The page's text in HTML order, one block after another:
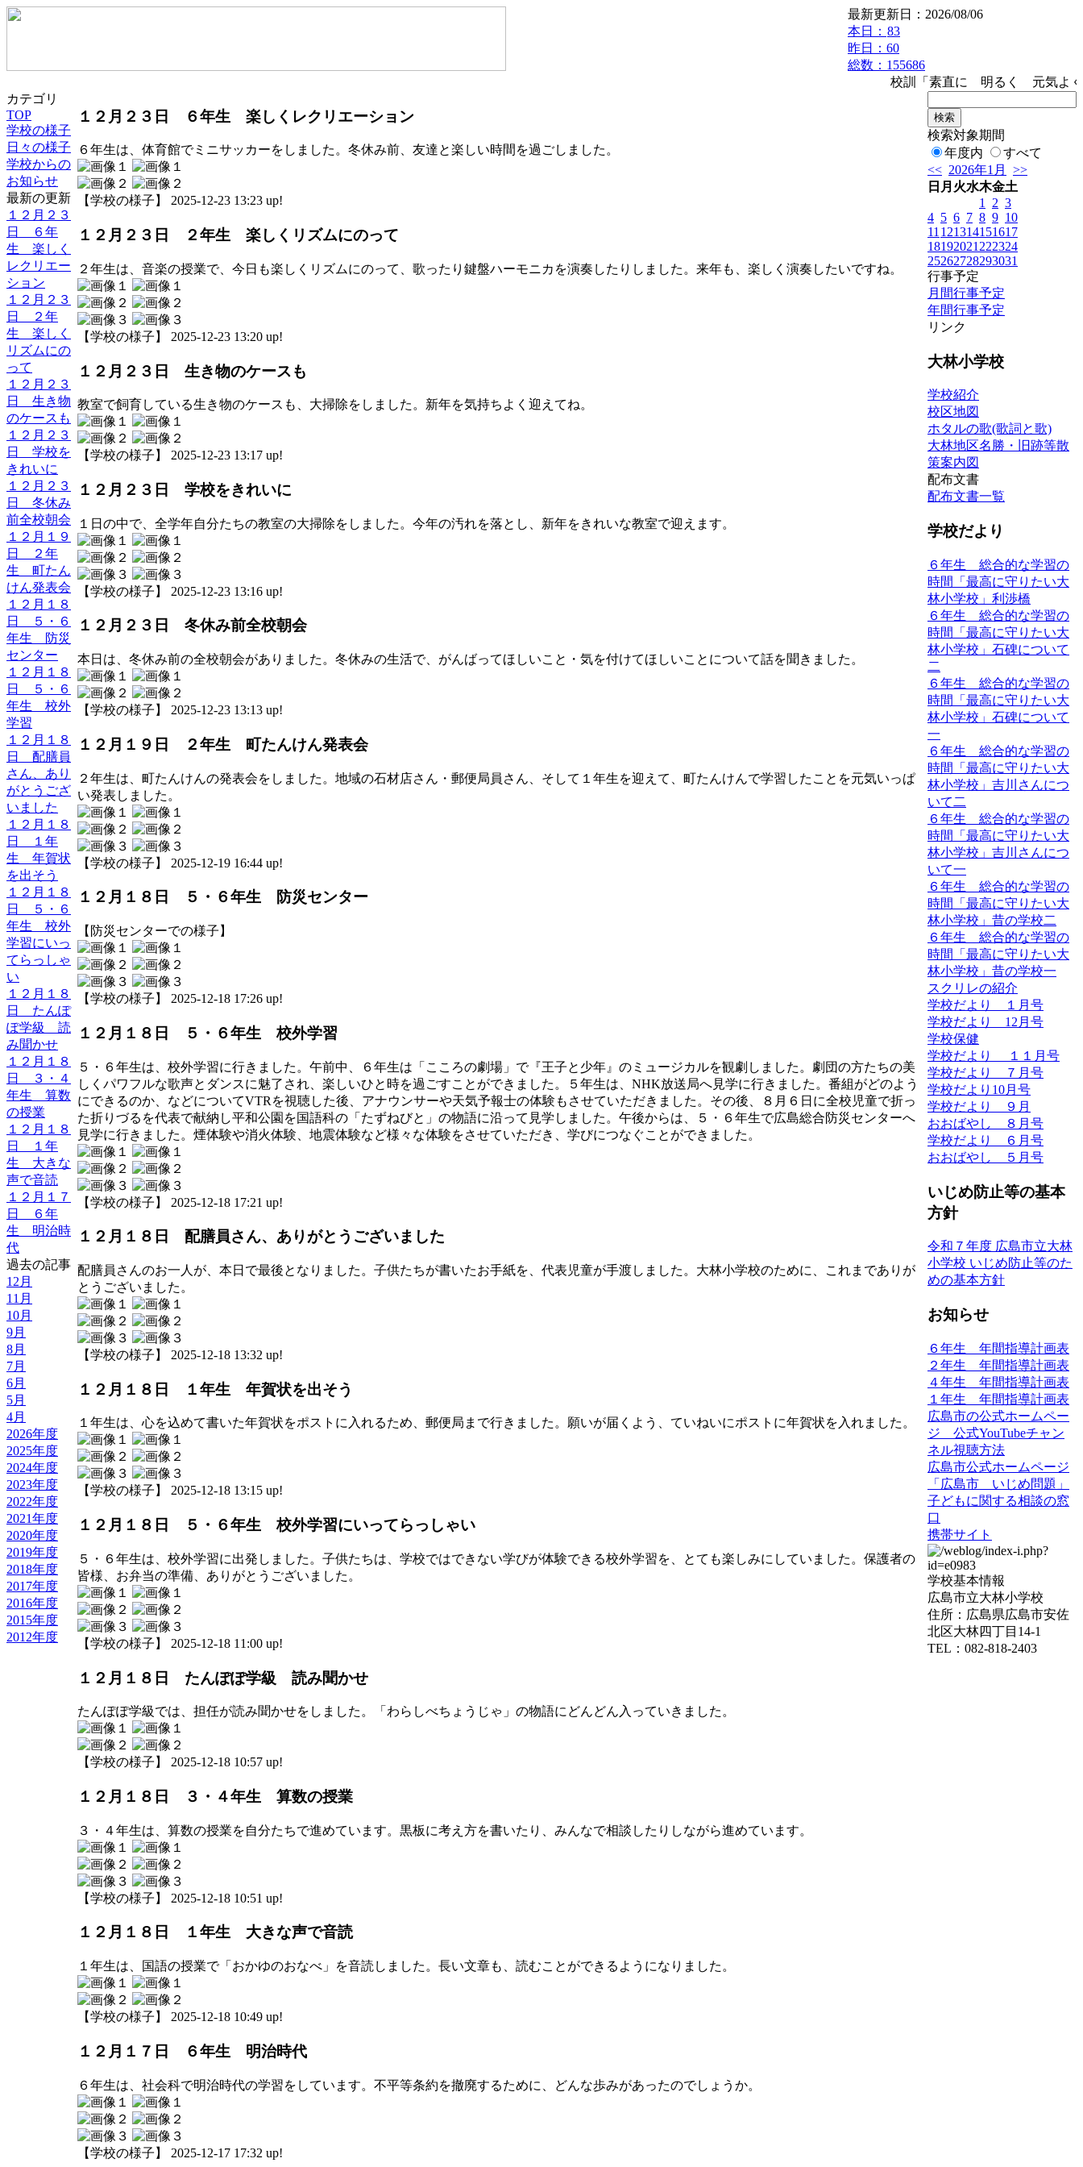
最新更新日：2026/08/06
本日： 83
昨日：60
総数：155686
校訓「素直に 明るく 元気よく」
カテゴリ
TOP
学校の様子
日々の様子
学校からの
お知らせ
最新の更新
１２月２３
日 ６年
生 楽しく
レクリエー
ション
１２月２３
日 ２年
生 楽しく
リズムにの
って
１２月２３
日 生き物
のケースも
１２月２３
日 学校を
きれいに
１２月２３
日 冬休み
前全校朝会
１２月１９
日 ２年
生 町たん
けん発表会
１２月１８
日 ５・６
年生 防災
センター
１２月１８
日 ５・６
年生 校外
学習
１２月１８
日 配膳員
さん、あり
がとうござ
いました
１２月１８
日 １年
生 年賀状
を出そう
１２月１８
日 ５・６
年生 校外
学習にいっ
てらっしゃ
い
１２月１８
日 たんぽ
ぽ学級 読
み聞かせ
１２月１８
日 ３・４
年生 算数
の授業
１２月１８
日 １年
生 大きな
声で音読
１２月１７
日 ６年
生 明治時
代
過去の記事
12月
11月
10月
9月
8月
7月
6月
5月
4月
2026年度
2025年度
2024年度
2023年度
2022年度
2021年度
2020年度
2019年度
2018年度
2017年度
2016年度
2015年度
2012年度
１２月２３日 ６年生 楽しくレクリエーション
６年生は、体育館でミニサッカーをしました。冬休み前、友達と楽しい時間を過ごしました。
【学校の様子】 2025-12-23 13:23 up!
１２月２３日 ２年生 楽しくリズムにのって
２年生は、音楽の授業で、今日も楽しくリズムにのって、歌ったり鍵盤ハーモニカを演奏したりしました。来年も、楽しく演奏したいですね。
【学校の様子】 2025-12-23 13:20 up!
１２月２３日 生き物のケースも
教室で飼育している生き物のケースも、大掃除をしました。新年を気持ちよく迎えてね。
【学校の様子】 2025-12-23 13:17 up!
１２月２３日 学校をきれいに
１日の中で、全学年自分たちの教室の大掃除をしました。今年の汚れを落とし、新年をきれいな教室で迎えます。
【学校の様子】 2025-12-23 13:16 up!
１２月２３日 冬休み前全校朝会
本日は、冬休み前の全校朝会がありました。冬休みの生活で、がんばってほしいこと・気を付けてほしいことについて話を聞きました。
【学校の様子】 2025-12-23 13:13 up!
１２月１９日 ２年生 町たんけん発表会
２年生は、町たんけんの発表会をしました。地域の石材店さん・郵便局員さん、そして１年生を迎えて、町たんけんで学習したことを元気いっぱ
い発表しました。
【学校の様子】 2025-12-19 16:44 up!
１２月１８日 ５・６年生 防災センター
【防災センターでの様子】
【学校の様子】 2025-12-18 17:26 up!
１２月１８日 ５・６年生 校外学習
５・６年生は、校外学習に行きました。午前中、６年生は「こころの劇場」で『王子と少年』のミュージカルを観劇しました。劇団の方たちの美
しくパワフルな歌声とダンスに魅了され、楽しいひと時を過ごすことができました。５年生は、NHK放送局へ見学に行きました。番組がどのよう
にできるのか、などについてVTRを視聴した後、アナウンサーや天気予報士の体験もさせていただきました。その後、８月６日に全校児童で折っ
た折りづるを代表で献納し平和公園を国語科の「たずねびと」の物語に沿って見学しました。午後からは、５・６年生で広島総合防災センターへ
見学に行きました。煙体験や消火体験、地震体験など様々な体験をさせていただき、学びにつなぐことができました。
【学校の様子】 2025-12-18 17:21 up!
１２月１８日 配膳員さん、ありがとうございました
配膳員さんのお一人が、本日で最後となりました。子供たちが書いたお手紙を、代表児童が手渡しました。大林小学校のために、これまでありが
とうございました。
【学校の様子】 2025-12-18 13:32 up!
１２月１８日 １年生 年賀状を出そう
１年生は、心を込めて書いた年賀状をポストに入れるため、郵便局まで行きました。願いが届くよう、ていねいにポストに年賀状を入れました。
【学校の様子】 2025-12-18 13:15 up!
１２月１８日 ５・６年生 校外学習にいってらっしゃい
５・６年生は、校外学習に出発しました。子供たちは、学校ではできない学びが体験できる校外学習を、とても楽しみにしていました。保護者の
皆様、お弁当の準備、ありがとうございました。
【学校の様子】 2025-12-18 11:00 up!
１２月１８日 たんぽぽ学級 読み聞かせ
たんぽぽ学級では、担任が読み聞かせをしました。「わらしべちょうじゃ」の物語にどんどん入っていきました。
【学校の様子】 2025-12-18 10:57 up!
１２月１８日 ３・４年生 算数の授業
３・４年生は、算数の授業を自分たちで進めています。黒板に考え方を書いたり、みんなで相談したりしながら進めています。
【学校の様子】 2025-12-18 10:51 up!
１２月１８日 １年生 大きな声で音読
１年生は、国語の授業で「おかゆのおなべ」を音読しました。長い文章も、読むことができるようになりました。
【学校の様子】 2025-12-18 10:49 up!
１２月１７日 ６年生 明治時代
６年生は、社会科で明治時代の学習をしています。不平等条約を撤廃するために、どんな歩みがあったのでしょうか。
【学校の様子】 2025-12-17 17:32 up!
検索対象期間
年度内
すべて
<< 2026年1月
>>
日 月 火水木金土
1
2 3
4 5 6 7 8 9 10
11 121314151617
18192021 222324
25262728293031
行事予定
月間行事予定
年間行事予定
リンク
大林小学校
学校紹介
校区地図
ホタルの歌(歌詞と歌)
大林地区名勝・旧跡等散
策案内図
配布文書
配布文書一覧
学校だより
６年生 総合的な学習の
時間「最高に守りたい大
林小学校」利渉橋
６年生 総合的な学習の
時間「最高に守りたい大
林小学校」石碑について
二
６年生 総合的な学習の
時間「最高に守りたい大
林小学校」石碑について
一
６年生 総合的な学習の
時間「最高に守りたい大
林小学校」吉川さんにつ
いて二
６年生 総合的な学習の
時間「最高に守りたい大
林小学校」吉川さんにつ
いて一
６年生 総合的な学習の
時間「最高に守りたい大
林小学校」昔の学校二
６年生 総合的な学習の
時間「最高に守りたい大
林小学校」昔の学校一
スクリレの紹介
学校だより １月号
学校だより 12月号
学校保健
学校だより １１月号
学校だより ７月号
学校だより10月号
学校だより ９月
おおばやし ８月号
学校だより ６月号
おおばやし ５月号
いじめ防止等の基本
方針
令和７年度 広島市立大林
小学校 いじめ防止等のた
めの基本方針
お知らせ
６年生 年間指導計画表
２年生 年間指導計画表
４年生 年間指導計画表
１年生 年間指導計画表
広島市の公式ホームペー
ジ 公式YouTubeチャン
ネル視聴方法
広島市公式ホームページ
「広島市 いじめ問題」
子どもに関する相談の窓
口
携帯サイト
学校基本情報
広島市立大林小学校
住所：広島県広島市安佐
北区大林四丁目14-1
TEL：082-818-2403